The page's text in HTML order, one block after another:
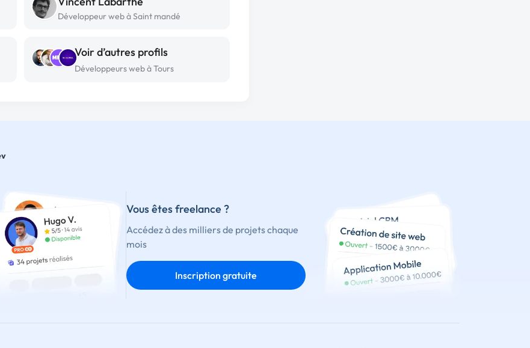
Développeur web à Saint mandé
Voir d’autres profils
Développeurs web à Tours
Vous êtes freelance ?
Accédez à des milliers de projets chaque
mois
Inscription gratuite